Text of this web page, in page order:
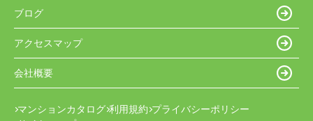
ブログ
アクセスマップ
会社概要
マンションカタログ 利用規約 プライバシーポリシー